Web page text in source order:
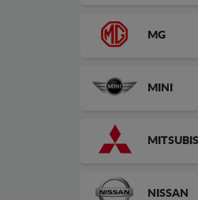
MG
MINI
NISSAN